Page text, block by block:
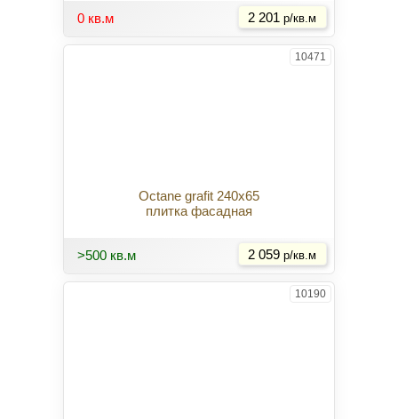
0 кв.м 2 201 р/кв.м
10471
Octane grafit 240x65
плитка фасадная
>500 кв.м 2 059 р/кв.м
10190